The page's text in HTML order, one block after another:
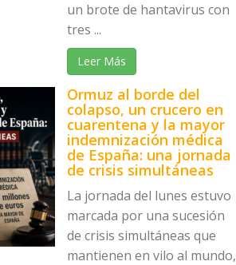
un brote de hantavirus con
tres ...
Leer Más
Ormuz al borde del
colapso, un crucero en
cuarentena y la mayor
indemnización médica
de España: una jornada
de crisis simultáneas
La jornada del lunes estuvo
marcada por una sucesión
de crisis simultáneas que
mantienen en vilo al mundo,